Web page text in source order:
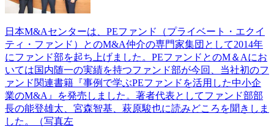
日本M&Aセンターは、PEファンド（プライベート・エクイ
ティ・ファンド）とのM&A仲介の専門家集団として2014年
にファンド部を起ち上げました。PEファンドとのM＆Aにお
いては国内随一の実績を持つファンド部が今回、当社初のフ
ァンド関連書籍『事例で学ぶPEファンドを活用した中小企
業のM&A』を発売しました。著者代表としてファンド部部
長の能登雄太、宮森智基、萩原駿也に読みどころを聞きしま
した。（写真左